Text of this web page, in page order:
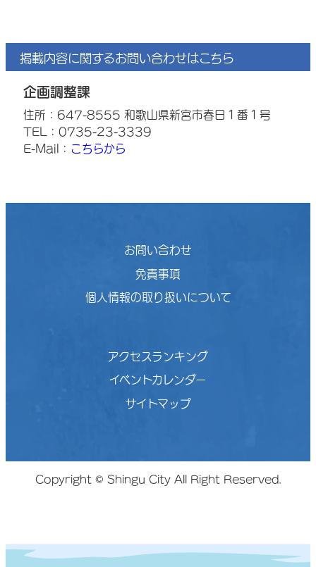
掲載内容に関するお問い合わせはこちら
企画調整課
住所：647-8555 和歌山県新宮市春日１番１号
TEL：0735-23-3339
E-Mail： こちらから
お問い合わせ
免責事項
個人情報の取り扱いについて
アクセスランキング
イベントカレンダー
サイトマップ
Copyright © Shingu City All Right Reserved.